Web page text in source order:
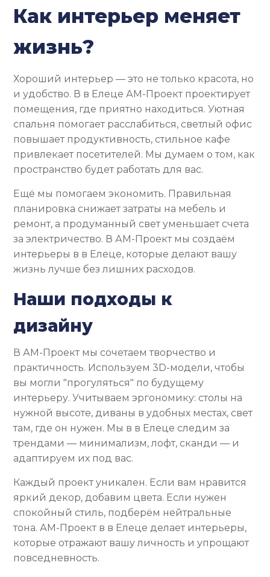
Как интерьер меняет
жизнь?
Хороший интерьер — это не только красота, но
и удобство. В в Елеце АМ-Проект проектирует
помещения, где приятно находиться. Уютная
спальня помогает расслабиться, светлый офис
повышает продуктивность, стильное кафе
привлекает посетителей. Мы думаем о том, как
пространство будет работать для вас.
Ещё мы помогаем экономить. Правильная
планировка снижает затраты на мебель и
ремонт, а продуманный свет уменьшает счета
за электричество. В АМ-Проект мы создаём
интерьеры в в Елеце, которые делают вашу
жизнь лучше без лишних расходов.
Наши подходы к
дизайну
В АМ-Проект мы сочетаем творчество и
практичность. Используем 3D-модели, чтобы
вы могли "прогуляться" по будущему
интерьеру. Учитываем эргономику: столы на
нужной высоте, диваны в удобных местах, свет
там, где он нужен. Мы в в Елеце следим за
трендами — минимализм, лофт, сканди — и
адаптируем их под вас.
Каждый проект уникален. Если вам нравится
яркий декор, добавим цвета. Если нужен
спокойный стиль, подберём нейтральные
тона. АМ-Проект в в Елеце делает интерьеры,
которые отражают вашу личность и упрощают
повседневность.